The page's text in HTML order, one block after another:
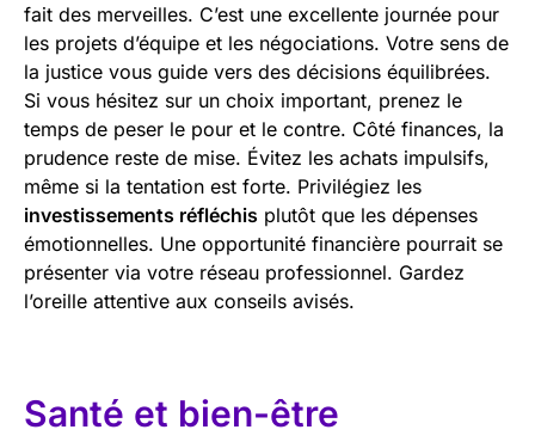
fait des merveilles. C’est une excellente journée pour
les projets d’équipe et les négociations. Votre sens de
la justice vous guide vers des décisions équilibrées.
Si vous hésitez sur un choix important, prenez le
temps de peser le pour et le contre. Côté finances, la
prudence reste de mise. Évitez les achats impulsifs,
même si la tentation est forte. Privilégiez les
investissements réfléchis plutôt que les dépenses
émotionnelles. Une opportunité financière pourrait se
présenter via votre réseau professionnel. Gardez
l’oreille attentive aux conseils avisés.
Santé et bien-être